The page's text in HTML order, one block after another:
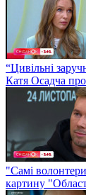
“Цивільні
Катя Осадча
"Самі
картину